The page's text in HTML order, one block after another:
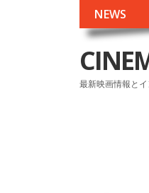
NEWS
最新映画情報と